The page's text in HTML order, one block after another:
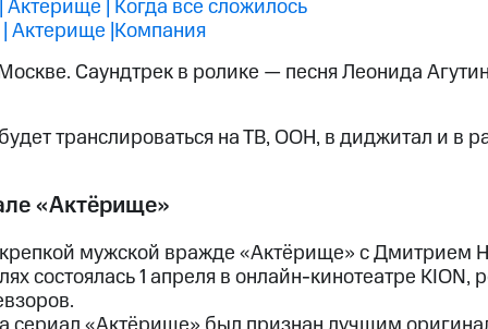
| Когда всё сложилось
Актерище |Компания
Саундтрек в ролике — песня Леонида
транслироваться на ТВ, ООН, в диджитал и в
«Актёрище»
мужской вражде «Актёрище» с Дмитрием
состоялась 1 апреля в онлайн-кинотеатре KION,